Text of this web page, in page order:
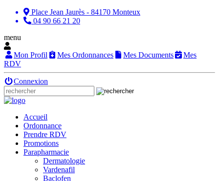
Place Jean Jaurès - 84170 Monteux
04 90 66 21 20
menu
Mon Profil Mes Ordonnances Mes Documents
Mes
RDV
Connexion
Accueil
Ordonnance
Prendre RDV
Promotions
Parapharmacie
Dermatologie
Vardenafil
Baclofen